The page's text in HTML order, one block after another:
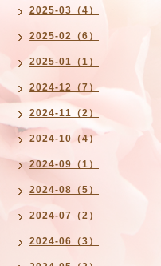
2025-03（4）
2025-02（6）
2025-01（1）
2024-12（7）
2024-11（2）
2024-10（4）
2024-09（1）
2024-08（5）
2024-07（2）
2024-06（3）